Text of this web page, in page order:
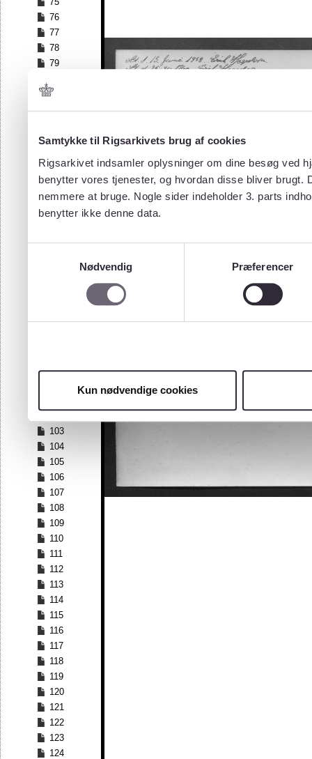
Samtykke til Rigsarkivets brug af cookies
Rigsarkivet indsamler oplysninger om dine besøg ved
benytter vores tjenester, og hvordan disse bliver
nemmere at bruge. Nogle sider indeholder 3. parts
benytter ikke denne data.
Nødvendig
Præferencer
Kun nødvendige cookies
76
77
78
79
81
82
84
86
87
88
89
96
99
103
104
105
106
107
108
109
110
111
112
113
114
115
116
117
118
119
120
121
122
123
124